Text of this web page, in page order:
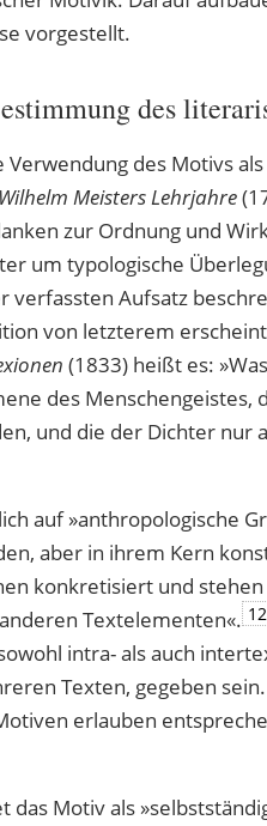
vorgestellt.
des
Verwendung des Motivs
Wilhelm Meisters Lehrjahre
zur Ordnung und
um typologische
verfassten Aufsatz
von letzterem
(1833) heißt es:
des Menschengeistes,
und die der Dichter nur
auf »anthropologische
aber in ihrem Kern
konkretisiert und
Text­elementen«. 12
intra- als auch
Texten, gegeben
erlauben
das Motiv als